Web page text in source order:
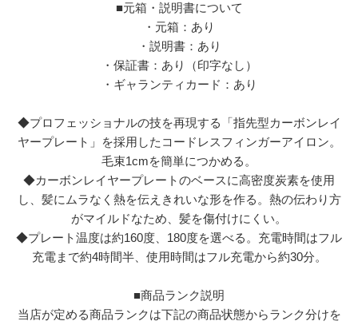
■元箱・説明書について
・元箱：あり
・説明書：あり
・保証書：あり（印字なし）
・ギャランティカード：あり
◆プロフェッショナルの技を再現する「指先型カーボンレイ
ヤープレート」を採用したコードレスフィンガーアイロン。
毛束1cmを簡単につかめる。
◆カーボンレイヤープレートのベースに高密度炭素を使用
し、髪にムラなく熱を伝えきれいな形を作る。熱の伝わり方
がマイルドなため、髪を傷付けにくい。
◆プレート温度は約160度、180度を選べる。充電時間はフル
充電まで約4時間半、使用時間はフル充電から約30分。
■商品ランク説明
当店が定める商品ランクは下記の商品状態からランク分けを